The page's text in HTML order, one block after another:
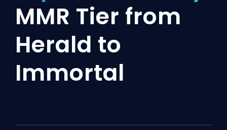
MMR Tier from
Herald to
Immortal